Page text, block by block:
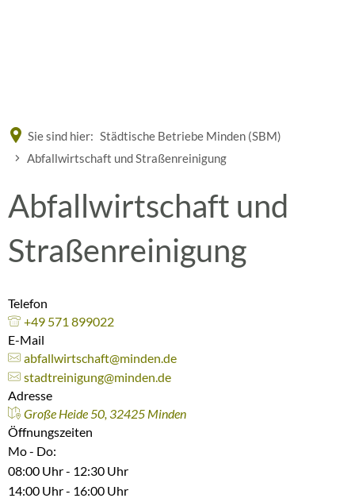
Sie sind hier: Städtische Betriebe Minden (SBM)
Abfallwirtschaft und Straßenreinigung
Abfallwirtschaft und
Straßenreinigung
Telefon
+49 571 899022
E-Mail
abfallwirtschaft@minden.de
stadtreinigung@minden.de
Adresse
Große Heide 50, 32425 Minden
Öffnungszeiten
Mo - Do:
08:00 Uhr - 12:30 Uhr
14:00 Uhr - 16:00 Uhr